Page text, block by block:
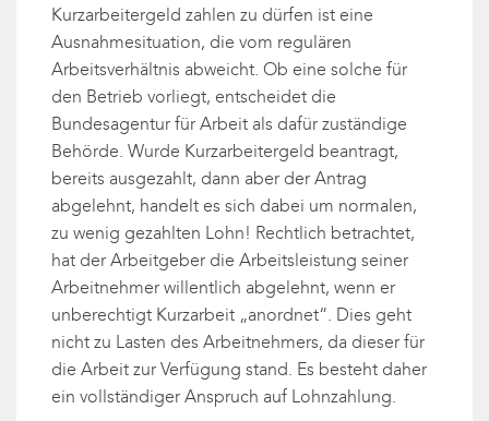
Kurzarbeitergeld zahlen zu dürfen ist eine
Ausnahmesituation, die vom regulären
Arbeitsverhältnis abweicht. Ob eine solche für
den Betrieb vorliegt, entscheidet die
Bundesagentur für Arbeit als dafür zuständige
Behörde. Wurde Kurzarbeitergeld beantragt,
bereits ausgezahlt, dann aber der Antrag
abgelehnt, handelt es sich dabei um normalen,
zu wenig gezahlten Lohn! Rechtlich betrachtet,
hat der Arbeitgeber die Arbeitsleistung seiner
Arbeitnehmer willentlich abgelehnt, wenn er
unberechtigt Kurzarbeit „anordnet“. Dies geht
nicht zu Lasten des Arbeitnehmers, da dieser für
die Arbeit zur Verfügung stand. Es besteht daher
ein vollständiger Anspruch auf Lohnzahlung.